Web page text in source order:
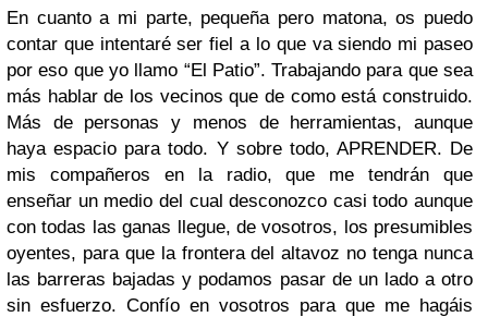
En cuanto a mi parte, pequeña pero matona, os puedo
contar que intentaré ser fiel a lo que va siendo mi paseo
por eso que yo llamo “El Patio”. Trabajando para que sea
más hablar de los vecinos que de como está construido.
Más de personas y menos de herramientas, aunque
haya espacio para todo. Y sobre todo, APRENDER. De
mis compañeros en la radio, que me tendrán que
enseñar un medio del cual desconozco casi todo aunque
con todas las ganas llegue, de vosotros, los presumibles
oyentes, para que la frontera del altavoz no tenga nunca
las barreras bajadas y podamos pasar de un lado a otro
sin esfuerzo. Confío en vosotros para que me hagáis